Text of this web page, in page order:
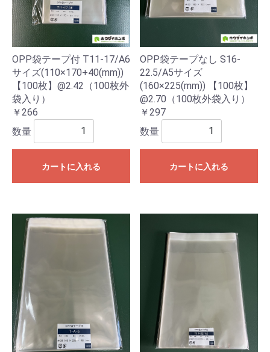
OPP袋テープ付 T11-17/A6
サイズ(110×170+40(mm))
【100枚】@2.42（100枚外
袋入り）
￥266
数量
カートに入れる
OPP袋テープなし S16-
22.5/A5サイズ
(160×225(mm)) 【100枚】
@2.70（100枚外袋入り）
￥297
数量
カートに入れる